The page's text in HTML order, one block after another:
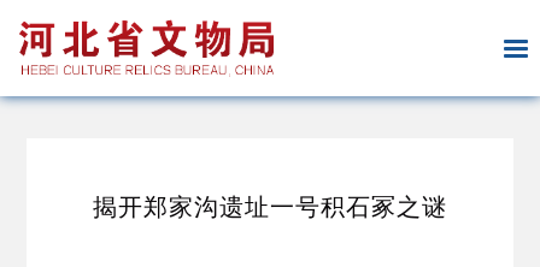
揭开郑家沟遗址一号积石冢之谜